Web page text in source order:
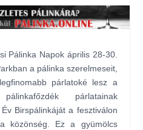
Pálinka Napok április 28-30.
a pálinka szerelmeseit,
párlatoké lesz a
párlatainak
Birspálinkáját a fesztiválon
közönség. Ez a gyümölcs